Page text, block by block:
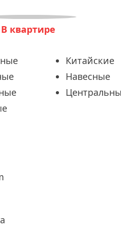
В квартире
Китайские
Навесные